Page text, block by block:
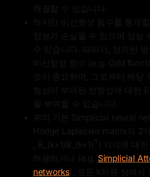
해결할 수 있습니다.
하지만 비선형성 함수를 통과
정보가 손실될 수 있으며 성능
수 있습니다. 따라서, 정의된
비선형성 함수 (e.g. Odd
것이 중요하며, 그로부터 해당
형성이 부여된 방향성에 대한
을 부여할 수 있습니다.
위의 기본 Simplicial neural
Hodge Laplacian matrix의 2
, B_(k+1)B_(k+1) T ) 각각에 대
허용하거나 (e.g. Simplicial
networks), 모든 k차원 상에서